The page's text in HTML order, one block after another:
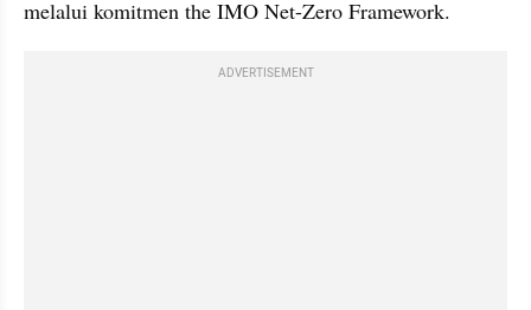
melalui komitmen the IMO Net-Zero Framework.
ADVERTISEMENT